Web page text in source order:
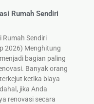
Rumah Sendiri
Rumah Sendiri
2026) Menghitung
bagian paling
Banyak orang
ketika biaya
jika Anda
renovasi secara